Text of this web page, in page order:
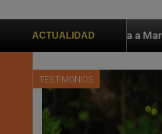
ACTUALIDAD
Rubio ante persecución
TESTIMONIOS